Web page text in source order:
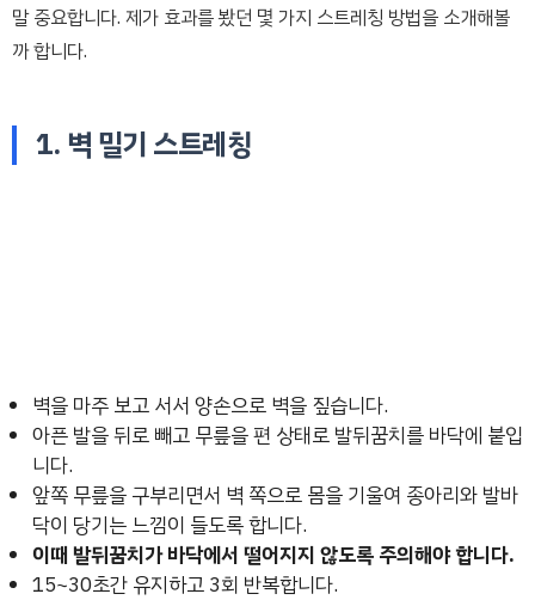
말 중요합니다. 제가 효과를 봤던 몇 가지 스트레칭 방법을 소개해볼
까 합니다.
1. 벽 밀기 스트레칭
벽을 마주 보고 서서 양손으로 벽을 짚습니다.
아픈 발을 뒤로 빼고 무릎을 편 상태로 발뒤꿈치를 바닥에 붙입
니다.
앞쪽 무릎을 구부리면서 벽 쪽으로 몸을 기울여 종아리와 발바
닥이 당기는 느낌이 들도록 합니다.
이때 발뒤꿈치가 바닥에서 떨어지지 않도록 주의해야 합니다.
15~30초간 유지하고 3회 반복합니다.